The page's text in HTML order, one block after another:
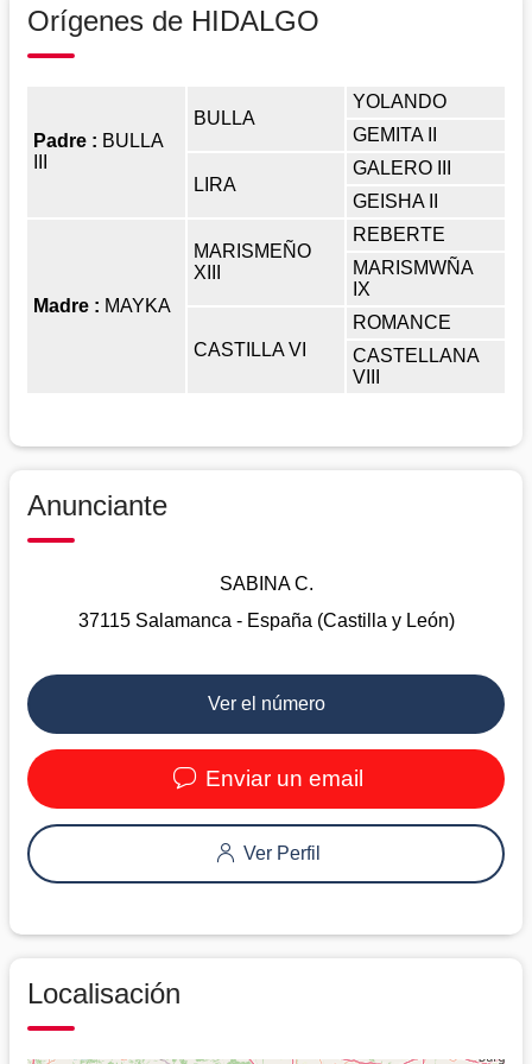
Orígenes de HIDALGO
Padre : BULLA
BULLA
YOLANDO
GEMITA II
LIRA
GALERO III
GEISHA II
Madre : MAYKA
MARISMEÑO
XIII
REBERTE
MARISMWÑA
IX
CASTILLA VI
ROMANCE
CASTELLANA
VIII
Anunciante
SABINA C.
37115 Salamanca - España (Castilla y León)
Ver el número
Enviar un email
Ver Perfil
Localisación